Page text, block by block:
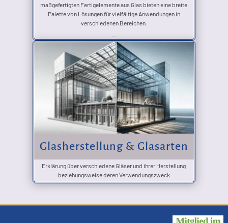
maßgefertigten Fertigelemente aus Glas bieten eine breite
Palette von Lösungen für vielfältige Anwendungen in
verschiedenen Bereichen.
Glasherstellung & Glasarten
Erklärung über verschiedene Gläser und ihrer Herstellung
beziehungsweise deren Verwendungszweck